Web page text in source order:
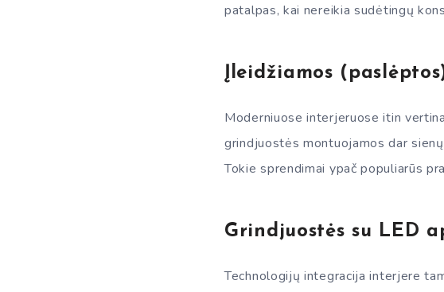
patalpas, kai nereikia sudėtingų
Įleidžiamos
Moderniuose interjeruose itin
grindjuostės montuojamos dar
Tokie sprendimai ypač populiarūs
Grindjuostės su LED
Technologijų integracija interjere